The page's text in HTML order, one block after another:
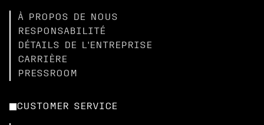
À PROPOS DE NOUS
RESPONSABILITÉ
DÉTAILS DE L'ENTREPRISE
CARRIÈRE
PRESSROOM
CUSTOMER SERVICE